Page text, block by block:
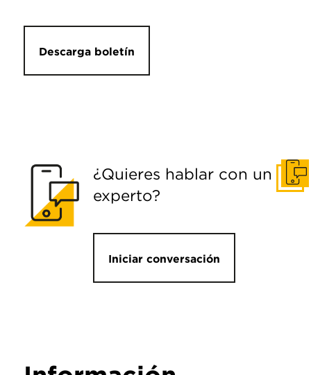
Descarga boletín
¿Quieres hablar con un
experto?
Iniciar conversación